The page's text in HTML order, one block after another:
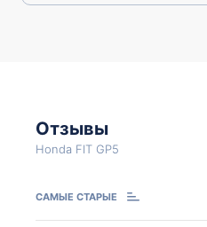
Отзывы
Honda FIT GP5
САМЫЕ СТАРЫЕ